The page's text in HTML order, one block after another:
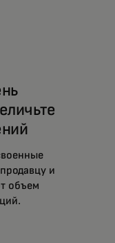
и
объем